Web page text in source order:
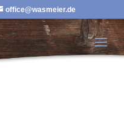
office@wasmeier.de